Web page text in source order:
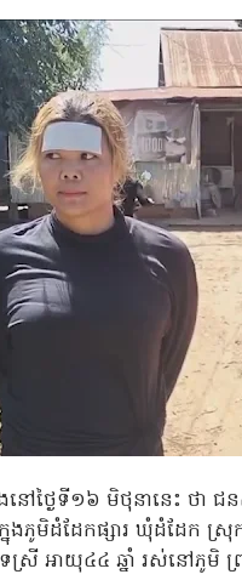
នៅថ្ងៃទី១៦ មិថុនានេះ ថ
ងភូមិដំដែកផ្សារ ឃុំដំដែក ស្
អាយុ៤៤ ឆ្នាំ រស់នៅភូមិ ព្